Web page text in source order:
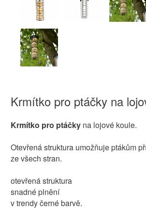
Krmítko pro ptáčky na
Krmítko pro ptáčkyna lojové koule.
Otevřená struktura umožňuje ptákům
ze všech stran.
otevřená struktura
snadné plnění
v trendy černé barvě.